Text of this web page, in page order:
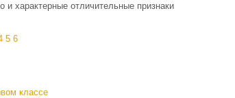
и характерные отличительные признаки
5 6
классе